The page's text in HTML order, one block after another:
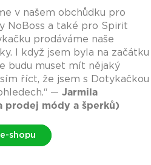
v našem obchůdku pro
NoBoss a také pro Spirit
prodáváme naše
I když jsem byla na začátku
budu muset mít nějaký
říct, že jsem s Dotykačkou
— Jarmila
prodej módy a šperků)
shopu